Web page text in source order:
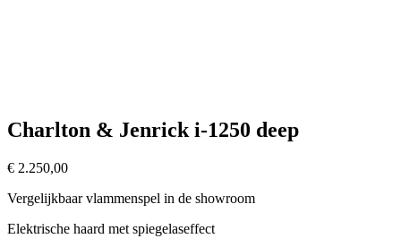
Charlton & Jenrick i-1250 deep
€ 2.250,00
Vergelijkbaar vlammenspel in de showroom
Elektrische haard met spiegelaseffect